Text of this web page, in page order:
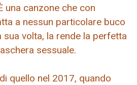
una canzone che con
a nessun particolare buco
sua volta, la rende la perfetta
sessuale.
quello nel 2017, quando